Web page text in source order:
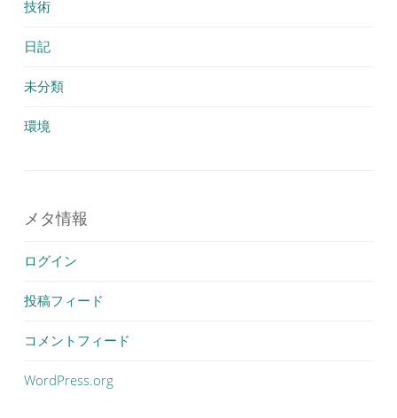
技術
日記
未分類
環境
メタ情報
ログイン
投稿フィード
コメントフィード
WordPress.org